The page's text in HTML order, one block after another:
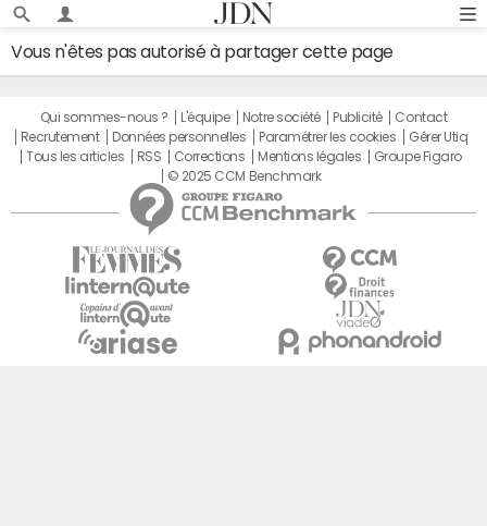
Vous n'êtes pas autorisé à partager cette page
Qui sommes-nous ? L'équipe Notre société Publicité
Contact
Recrutement
Données personnelles Paramétrer les cookies
Gérer Utiq
Tous les articles
RSS Corrections Mentions légales
Groupe Figaro
© 2025 CCM Benchmark